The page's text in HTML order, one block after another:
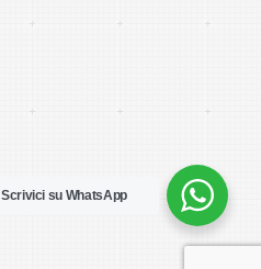
Scrivici su WhatsApp